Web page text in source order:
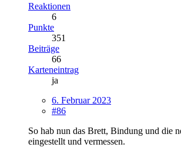
Reaktionen
6
Punkte
351
Beiträge
66
Karteneintrag
ja
6. Februar 2023
#86
So hab nun das Brett, Bindung und die
eingestellt und vermessen.